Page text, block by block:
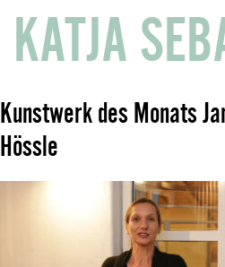
KATJA
Kunstwerk des Monats
Hössle